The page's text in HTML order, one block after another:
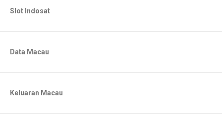
Slot Indosat
Data Macau
Keluaran Macau